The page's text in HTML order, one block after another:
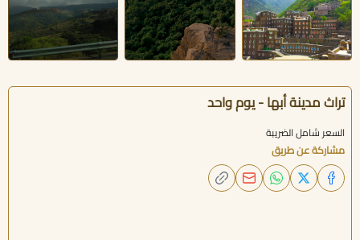
تراث مدينة أبها - يوم واحد
السعر شامل الضريبة
مشاركة عن طريق